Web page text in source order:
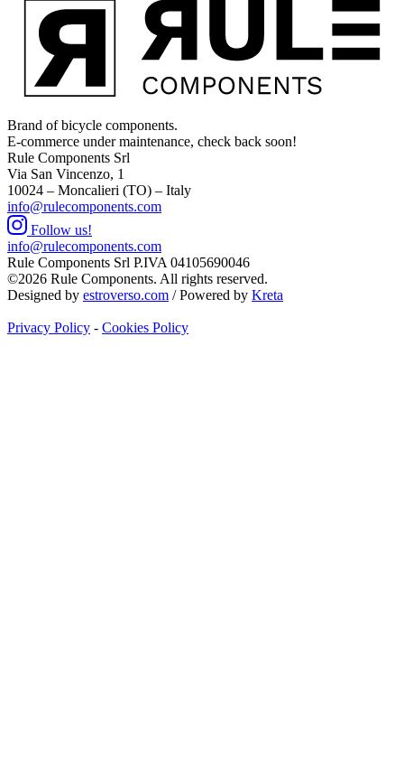
Brand of bicycle components.
E-commerce under maintenance, check back soon!
Rule Components Srl
Via San Vincenzo, 1
10024 – Moncalieri (TO) – Italy
info@rulecomponents.com
Follow us!
info@rulecomponents.com
Rule Components Srl P.IVA 04105690046
©2026 Rule Components. All rights reserved.
Designed by estroverso.com / Powered by Kreta
Privacy Policy - Cookies Policy